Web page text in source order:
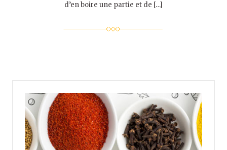
d’en boire une partie et de […]